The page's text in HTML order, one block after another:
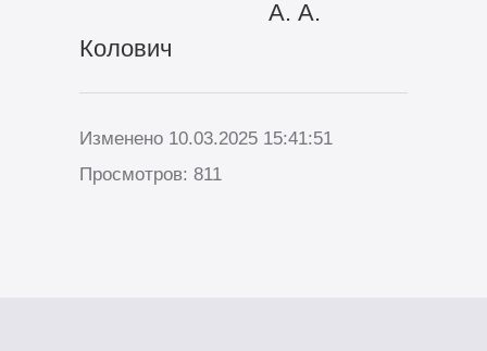
А. А.
Колович
Изменено 10.03.2025 15:41:51
Просмотров: 811